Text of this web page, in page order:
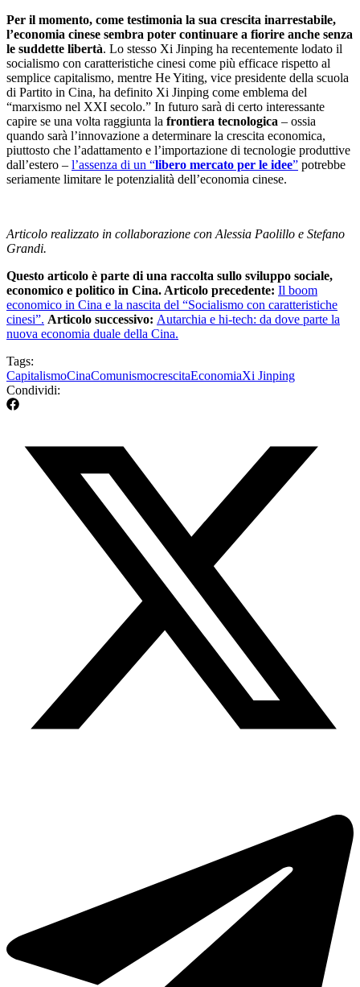
Per il momento, come testimonia la sua crescita inarrestabile,
l’economia cinese sembra poter continuare a fiorire anche senza
le suddette libertà. Lo stesso Xi Jinping ha recentemente lodato il
socialismo con caratteristiche cinesi come più efficace rispetto al
semplice capitalismo, mentre He Yiting, vice presidente della scuola
di Partito in Cina, ha definito Xi Jinping come emblema del
“marxismo nel XXI secolo.” In futuro sarà di certo interessante
capire se una volta raggiunta la frontiera tecnologica – ossia
quando sarà l’innovazione a determinare la crescita economica,
piuttosto che l’adattamento e l’importazione di tecnologie produttive
dall’estero – l’assenza di un “libero mercato per le idee” potrebbe
seriamente limitare le potenzialità dell’economia cinese.
Articolo realizzato in collaborazione con Alessia Paolillo e Stefano
Grandi.
Questo articolo è parte di una raccolta sullo sviluppo sociale,
economico e politico in Cina. Articolo precedente: Il boom
economico in Cina e la nascita del “Socialismo con caratteristiche
cinesi”. Articolo successivo: Autarchia e hi-tech: da dove parte la
nuova economia duale della Cina.
Tags:
CapitalismoCinaComunismocrescitaEconomiaXi Jinping
Condividi: